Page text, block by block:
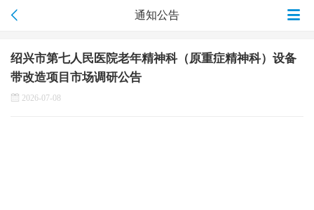
通知公告
绍兴市第七人民医院老年精神科（原重症精神科）设备
带改造项目市场调研公告
2026-07-08